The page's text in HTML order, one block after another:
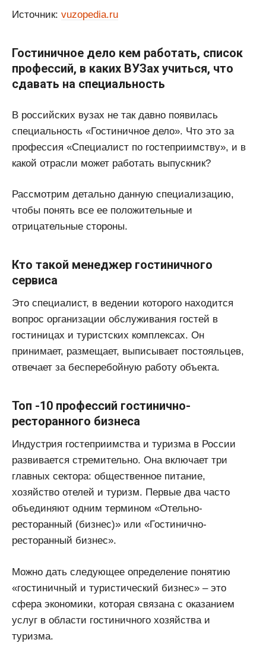
Источник: vuzopedia.ru
Гостиничное дело кем работать, список
профессий, в каких ВУЗах учиться, что
сдавать на специальность
В российских вузах не так давно появилась
специальность «Гостиничное дело». Что это за
профессия «Специалист по гостеприимству», и в
какой отрасли может работать выпускник?
Рассмотрим детально данную специализацию,
чтобы понять все ее положительные и
отрицательные стороны.
Кто такой менеджер гостиничного
сервиса
Это специалист, в ведении которого находится
вопрос организации обслуживания гостей в
гостиницах и туристских комплексах. Он
принимает, размещает, выписывает постояльцев,
отвечает за бесперебойную работу объекта.
Топ -10 профессий гостинично-
ресторанного бизнеса
Индустрия гостеприимства и туризма в России
развивается стремительно. Она включает три
главных сектора: общественное питание,
хозяйство отелей и туризм. Первые два часто
объединяют одним термином «Отельно-
ресторанный (бизнес)» или «Гостинично-
ресторанный бизнес».
Можно дать следующее определение понятию
«гостиничный и туристический бизнес» – это
сфера экономики, которая связана с оказанием
услуг в области гостиничного хозяйства и
туризма.